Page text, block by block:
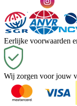
Eerlijke voorwaarden
Wij zorgen voor jouw